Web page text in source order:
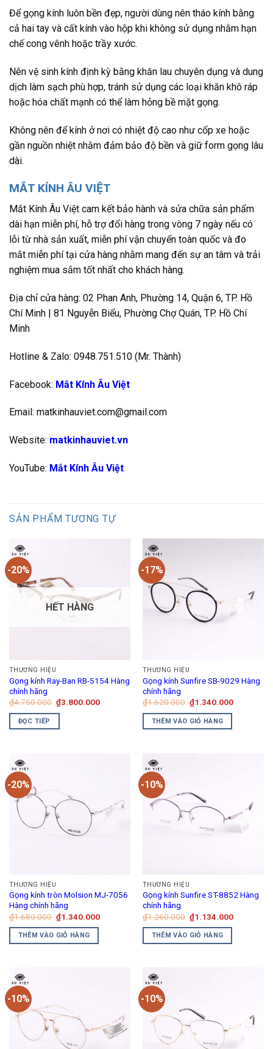
Để gọng kính luôn bền đẹp, người dùng nên tháo kính bằng
cả hai tay và cất kính vào hộp khi không sử dụng nhằm hạn
chế cong vênh hoặc trầy xước.
Nên vệ sinh kính định kỳ bằng khăn lau chuyên dụng và dung
dịch làm sạch phù hợp, tránh sử dụng các loại khăn khô ráp
hoặc hóa chất mạnh có thể làm hỏng bề mặt gọng.
Không nên để kính ở nơi có nhiệt độ cao như cốp xe hoặc
gần nguồn nhiệt nhằm đảm bảo độ bền và giữ form gọng lâu
dài.
MẮT KÍNH ÂU VIỆT
Mắt Kính Âu Việt cam kết bảo hành và sửa chữa sản phẩm
dài hạn miễn phí, hỗ trợ đổi hàng trong vòng 7 ngày nếu có
lỗi từ nhà sản xuất, miễn phí vận chuyển toàn quốc và đo
mắt miễn phí tại cửa hàng nhằm mang đến sự an tâm và trải
nghiệm mua sắm tốt nhất cho khách hàng.
Địa chỉ cửa hàng: 02 Phan Anh, Phường 14, Quận 6, TP. Hồ
Chí Minh | 81 Nguyễn Biểu, Phường Chợ Quán, TP. Hồ Chí
Minh
Hotline & Zalo: 0948.751.510 (Mr. Thành)
Facebook: Mắt Kính Âu Việt
Email: matkinhauviet.com@gmail.com
Website: matkinhauviet.vn
YouTube: Mắt Kính Âu Việt
SẢN PHẨM TƯƠNG TỰ
-20%
HẾT HÀNG
THƯƠNG HIỆU
Gọng kính Ray-Ban RB-5154 Hàng
chính hãng
₫4.750.000 Giá
gốc
là:
₫3.800.000Giá
ĐỌC TIẾP
-17%
THƯƠNG HIỆU
Gọng kính Sunfire SB-9029 Hàng
chính hãng
₫1.620.000 Giá
gốc
là:
₫1.620.000.
₫1.340.000Giá
THÊM VÀO GIỎ HÀNG
-20%
THƯƠNG HIỆU
Gọng kính tròn Molsion MJ-7056
Hàng chính hãng
₫1.680.000 Giá
gốc
là:
₫1.680.000.
₫1.340.000Giá
₫1.340.000.
THÊM VÀO GIỎ HÀNG
-10%
THƯƠNG HIỆU
Gọng kính Sunfire ST-8852 Hàng
chính hãng
₫1.260.000 Giá
gốc
là:
₫1.260.000.
₫1.134.000Giá
THÊM VÀO GIỎ HÀNG
-10% -10%